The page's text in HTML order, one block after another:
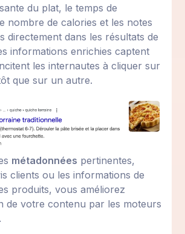
du plat, le temps de
nombre de calories et les notes
directement dans les résultats de
informations enrichies captent
les internautes à cliquer sur
que sur un autre.
métadonnées pertinentes,
clients ou les informations de
produits, vous améliorez
de votre contenu par les moteurs